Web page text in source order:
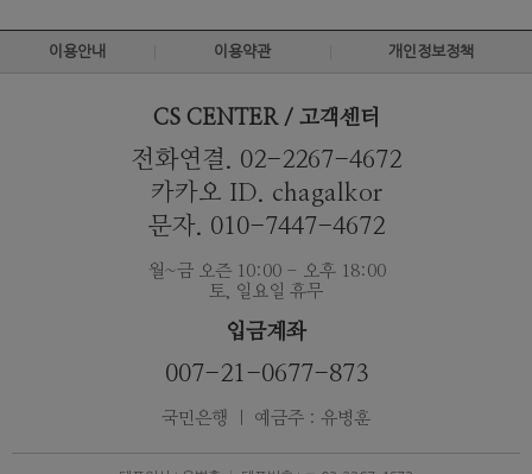
이용안내 이용약관 개인정보정책
CS CENTER / 고객센터
전화연결. 02-2267-4672
카카오 ID. chagalkor
문자. 010-7447-4672
월~금 오즌 10:00 - 오후 18:00
토, 일요일 휴무
입금계좌
007-21-0677-873
국민은행 ｜ 예금주 : 유병훈